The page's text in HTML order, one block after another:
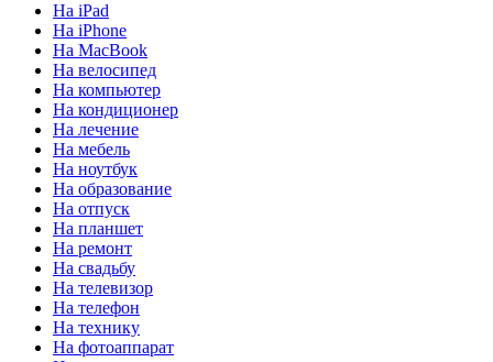
На iPad
На iPhone
На MacBook
На велосипед
На компьютер
На кондиционер
На лечение
На мебель
На ноутбук
На образование
На отпуск
На планшет
На ремонт
На свадьбу
На телевизор
На телефон
На технику
На фотоаппарат